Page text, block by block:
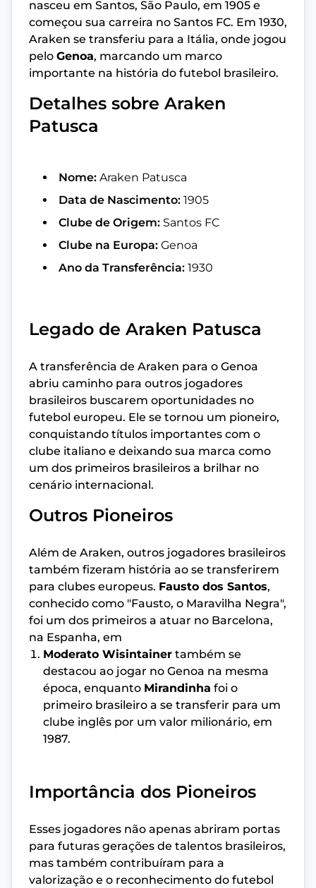
nasceu em Santos, São Paulo, em 1905 e
começou sua carreira no Santos FC. Em 1930,
Araken se transferiu para a Itália, onde jogou
pelo Genoa, marcando um marco
importante na história do futebol brasileiro.
Detalhes sobre Araken
Patusca
Nome: Araken Patusca
Data de Nascimento: 1905
Clube de Origem: Santos FC
Clube na Europa: Genoa
Ano da Transferência: 1930
Legado de Araken Patusca
A transferência de Araken para o Genoa
abriu caminho para outros jogadores
brasileiros buscarem oportunidades no
futebol europeu. Ele se tornou um pioneiro,
conquistando títulos importantes com o
clube italiano e deixando sua marca como
um dos primeiros brasileiros a brilhar no
cenário internacional.
Outros Pioneiros
Além de Araken, outros jogadores brasileiros
também fizeram história ao se transferirem
para clubes europeus. Fausto dos Santos,
conhecido como "Fausto, o Maravilha Negra",
foi um dos primeiros a atuar no Barcelona,
na Espanha, em
Moderato Wisintainer também se
destacou ao jogar no Genoa na mesma
época, enquanto Mirandinha foi o
primeiro brasileiro a se transferir para um
clube inglês por um valor milionário, em
1987.
Importância dos Pioneiros
Esses jogadores não apenas abriram portas
para futuras gerações de talentos brasileiros,
mas também contribuíram para a
valorização e o reconhecimento do futebol